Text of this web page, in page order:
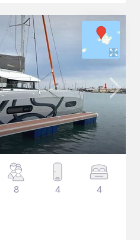
8 4 4